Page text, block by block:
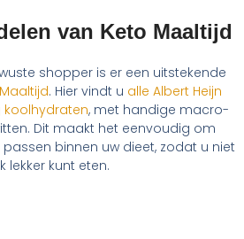
van Keto Maaltijd
shopper is er een uitstekende
. Hier vindt u alle Albert Heijn
koolhydraten, met handige macro-
Dit maakt het eenvoudig om
binnen uw dieet, zodat u niet
lekker kunt eten.